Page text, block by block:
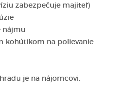
zabezpečuje majiteľ)
nájmu
kohútikom na polievanie
je na nájomcovi.